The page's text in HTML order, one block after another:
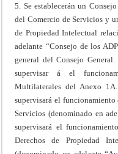
5. Se establecerán un
del Comercio de Servicios y
de Propiedad Intelectual
adelante “Consejo de los
general del Consejo
supervisar á el
Multilaterales del Anexo
supervisará el
Servicios (denominado en
supervisará el
Derechos de Propiedad